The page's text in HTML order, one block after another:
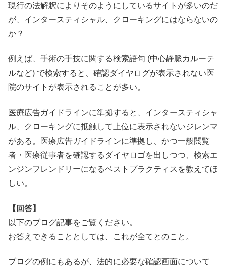
現行の法解釈によりそのようにしているサイトが多いのだ
が、インタースティシャル、クローキングにはならないの
か？
例えば、手術の手技に関する検索語句 (中心静脈カルーテ
ルなど) で検索すると、確認ダイヤログが表示されない医
院のサイトが表示されることが多い。
医療広告ガイドラインに準拠すると、インタースティシャ
ル、クローキングに抵触して上位に表示されないジレンマ
がある。医療広告ガイドラインに準拠し、かつ一般閲覧
者・医療従事者を確認するダイヤロゴを出しつつ、検索エ
ンジンフレンドリーになるベストプラクティスを教えてほ
しい。
【回答】
以下のブログ記事をご覧ください。
お答えできることとしては、これが全てとのこと。
ブログの例にもあるが、法的に必要な確認画面について